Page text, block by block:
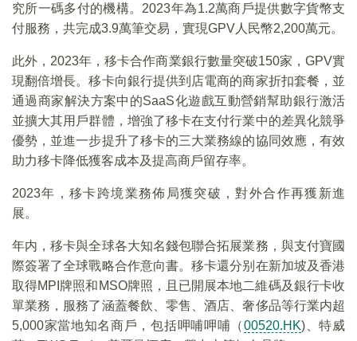
究所一碼多付的機構。2023年為1.2萬商戶提供數字貨幣支
付服務，共完成3.9萬筆交易，實現GPV人民幣2,200萬元。
此外，2023年，移卡合作商業銀行數量突破150家，GPV實
現翻倍增長。移卡向銀行提供到店電商的商家折扣套餐，並
通過商家解決方案中的SaaS化遊戲互動營銷幫助銀行激活
並擴大其用戶群體，增強了移卡在支付行業中的差異化競爭
優勢，並進一步提升了移卡的三大業務線的協同效應，有效
助力移卡降低獲客成本及提高商戶留存率。
2023年，移卡跨境業務佈局獲突破，對外合作再獲新進
展。
年内，移卡與全球各大知名錢包聯合拓展業務，與支付寶國
際簽署了全球戰略合作意向書。移卡還分别在新加坡及香港
取得MPI牌照和MSO牌照，且已開展本地二維碼及銀行卡收
單業務，服務了涵蓋餐飲、零售、酒店、奢侈品等行業内超
5,000家當地知名商戶，包括呷哺呷哺（00520.HK)、特威